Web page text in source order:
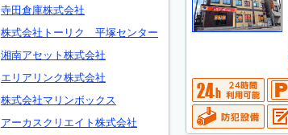
寺田倉庫株式会社
株式会社トーリク 平塚センター
湘南アセット株式会社
エリアリンク株式会社
株式会社マリンボックス
アーカスクリエイト株式会社